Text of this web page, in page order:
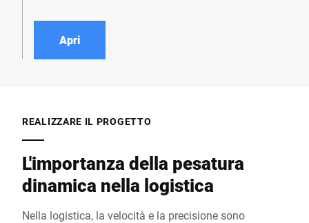
difficile ovviare a fattori di
disturbo quali vibrazioni e
modelli e opzioni.
Apri
REALIZZARE IL PROGETTO
L'importanza della pesatura
dinamica nella logistica
Nella logistica, la velocità e la precisione sono